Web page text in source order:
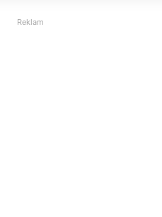
Reklam